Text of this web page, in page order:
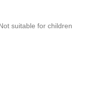
suitable for children